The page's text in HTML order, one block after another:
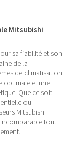
Mitsubishi
sa fiabilité et son
de la
de climatisation
optimale et une
Que ce soit
ou
Mitsubishi
tout